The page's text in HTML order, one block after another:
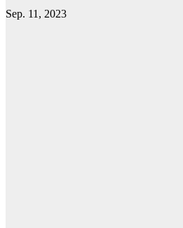
Sep. 11, 2023